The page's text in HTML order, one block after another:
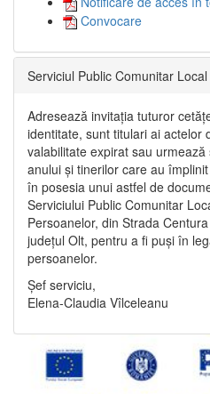
Convocare
Serviciul Public Comunitar
Adresează invitația tuturor
identitate, sunt titulari ai actelor
valabilitate expirat sau
anului și tinerilor care au
în posesia unui astfel de
Serviciului Public Comunitar
Persoanelor, din Strada
județul Olt, pentru a fi puși în
persoanelor.
Șef serviciu,
Elena-Claudia Vîlceleanu